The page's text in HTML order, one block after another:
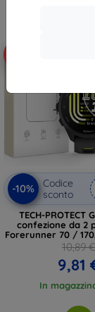
-10%
Codice
sconto
TECH-PROTECT
confezione da 2
Forerunner 70 /
10,89 €
9,81
In